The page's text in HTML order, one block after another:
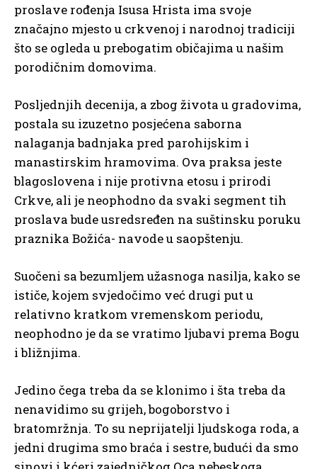
proslave rođenja Isusa Hrista ima svoje
značajno mjesto u crkvenoj i narodnoj tradiciji
što se ogleda u prebogatim običajima u našim
porodičnim domovima.
Posljednjih decenija, a zbog života u gradovima,
postala su izuzetno posjećena saborna
nalaganja badnjaka pred parohijskim i
manastirskim hramovima. Ova praksa jeste
blagoslovena i nije protivna etosu i prirodi
Crkve, ali je neophodno da svaki segment tih
proslava bude usredsređen na suštinsku poruku
praznika Božića- navode u saopštenju.
Suočeni sa bezumljem užasnoga nasilja, kako se
ističe, kojem svjedočimo već drugi put u
relativno kratkom vremenskom periodu,
neophodno je da se vratimo ljubavi prema Bogu
i bližnjima.
Jedino čega treba da se klonimo i šta treba da
nenavidimo su grijeh, bogoborstvo i
bratomržnja. To su neprijatelji ljudskoga roda, a
jedni drugima smo braća i sestre, budući da smo